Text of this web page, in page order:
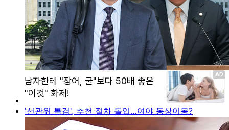
'선관위 특검', 추천 절차 돌입…여야 동상이몽?